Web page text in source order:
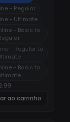
- Regular
- Ultimate
- Basic to
- Regular to
- Basic to
ao carrinho